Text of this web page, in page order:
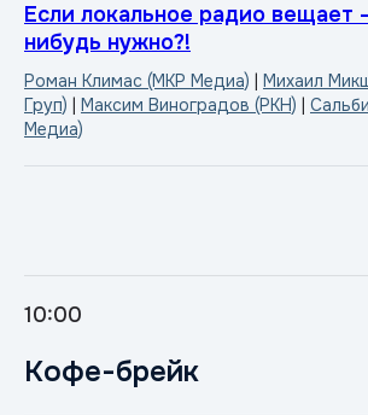
Если локальное радио вещает
нибудь нужно?!
Роман Климас (МКР Медиа) | Михаил
Груп) | Максим Виноградов (РКН) |
Медиа)
10:00
Кофе-брейк